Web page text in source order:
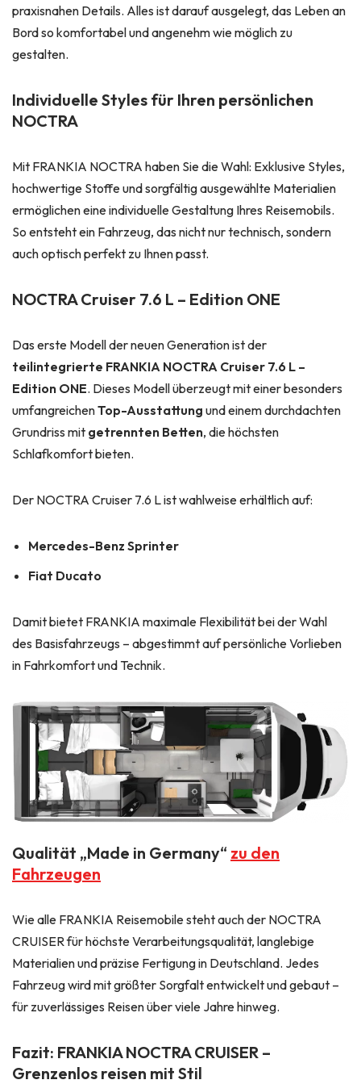
praxisnahen Details. Alles ist darauf ausgelegt, das Leben an
Bord so komfortabel und angenehm wie möglich zu
gestalten.
Individuelle Styles für Ihren persönlichen
NOCTRA
Mit FRANKIA NOCTRA haben Sie die Wahl: Exklusive Styles,
hochwertige Stoffe und sorgfältig ausgewählte Materialien
ermöglichen eine individuelle Gestaltung Ihres Reisemobils.
So entsteht ein Fahrzeug, das nicht nur technisch, sondern
auch optisch perfekt zu Ihnen passt.
NOCTRA Cruiser 7.6 L – Edition ONE
Das erste Modell der neuen Generation ist der
teilintegrierte FRANKIA NOCTRA Cruiser 7.6 L –
Edition ONE. Dieses Modell überzeugt mit einer besonders
umfangreichenTop-Ausstattung und einem durchdachten
Grundriss mit getrennten Betten, die höchsten
Schlafkomfort bieten.
Der NOCTRA Cruiser 7.6 L ist wahlweise erhältlich auf:
Mercedes-Benz Sprinter
Fiat Ducato
Damit bietet FRANKIA maximale Flexibilität bei der Wahl
des Basisfahrzeugs – abgestimmt auf persönliche Vorlieben
in Fahrkomfort und Technik.
Qualität „Made in Germany“ zu den
Fahrzeugen
Wie alle FRANKIA Reisemobile steht auch der NOCTRA
CRUISER für höchste Verarbeitungsqualität, langlebige
Materialien und präzise Fertigung in Deutschland. Jedes
Fahrzeug wird mit größter Sorgfalt entwickelt und gebaut –
für zuverlässiges Reisen über viele Jahre hinweg.
Fazit: FRANKIA NOCTRA CRUISER –
Grenzenlos reisen mit Stil